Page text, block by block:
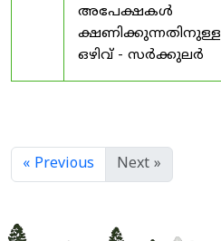
അപേക്ഷകൾ
ക്ഷണിക്കുന്നതിനുള്ള
ഒഴിവ് - സർക്കുലർ
« Previous Next »